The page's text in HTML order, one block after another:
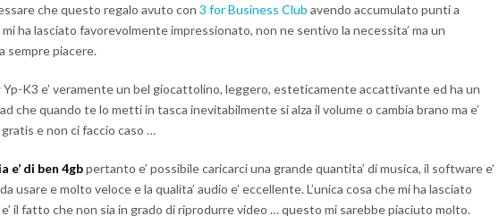
che questo regalo avuto con 3 for Business Club avendo accumulato punti a
ha lasciato favorevolmente impressionato, non ne sentivo la necessita’ ma un
sempre piacere.
Yp-K3 e’ veramente un bel giocattolino, leggero, esteticamente accattivante ed ha un
che quando te lo metti in tasca inevitabilmente si alza il volume o cambia brano ma e’
e non ci faccio caso …
e’ di ben 4gbpertanto e’ possibile caricarci una grande quantita’ di musica, il software e’
usare e molto veloce e la qualita’ audio e’ eccellente. L’unica cosa che mi ha lasciato
il fatto che non sia in grado di riprodurre video … questo mi sarebbe piaciuto molto.